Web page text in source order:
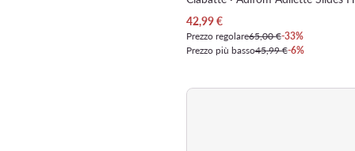
Prezzo attuale
42,99€
Prezzo regolare65,00 €-33%
Prezzo più basso45,99 €-6%